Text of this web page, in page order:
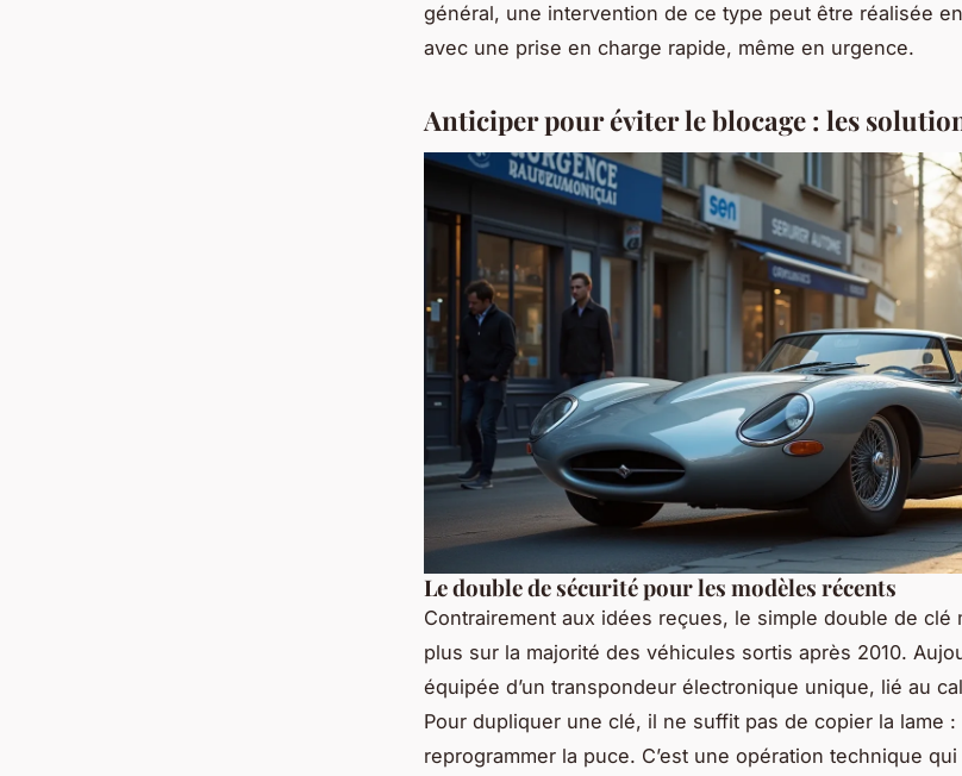
général, une intervention de ce type peut être réalisée
avec une prise en charge rapide, même en urgence.
Anticiper pour éviter le blocage : les
Le double de sécurité pour les modèles récents
Contrairement aux idées reçues, le simple double de clé
plus sur la majorité des véhicules sortis après 2010.
équipée d’un transpondeur électronique unique, lié au
Pour dupliquer une clé, il ne suffit pas de copier la lame :
reprogrammer la puce. C’est une opération technique